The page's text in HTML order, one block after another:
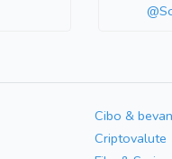
Cibo &
Criptovalute